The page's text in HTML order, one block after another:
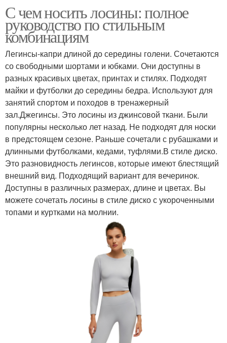
С чем носить лосины: полное
руководство по стильным
комбинациям
Легинсы-капри длиной до середины голени. Сочетаются
со свободными шортами и юбками. Они доступны в
разных красивых цветах, принтах и стилях. Подходят
майки и футболки до середины бедра. Используют для
занятий спортом и походов в тренажерный
зал.Джегинсы. Это лосины из джинсовой ткани. Были
популярны несколько лет назад. Не подходят для носки
в предстоящем сезоне. Раньше сочетали с рубашками и
длинными футболками, кедами, туфлями.В стиле диско.
Это разновидность легинсов, которые имеют блестящий
внешний вид. Подходящий вариант для вечеринок.
Доступны в различных размерах, длине и цветах. Вы
можете сочетать лосины в стиле диско с укороченными
топами и куртками на молнии.